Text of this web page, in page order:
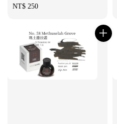
Regular
NT$ 250